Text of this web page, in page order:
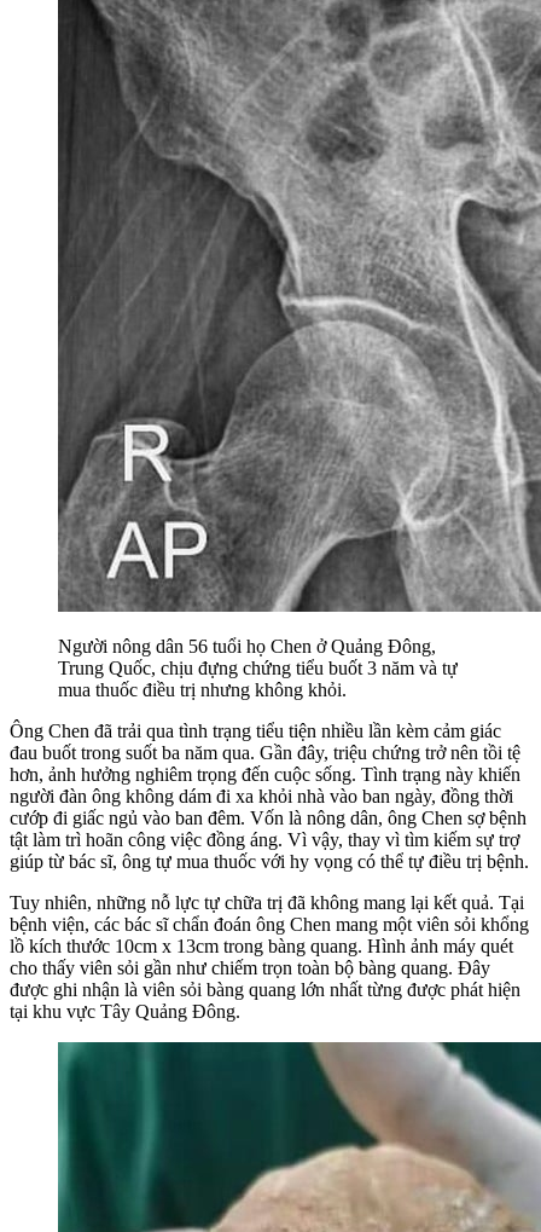
Người nông dân 56 tuổi họ Chen ở Quảng Đông,
Trung Quốc, chịu đựng chứng tiểu buốt 3 năm và tự
mua thuốc điều trị nhưng không khỏi.
Ông Chen đã trải qua tình trạng tiểu tiện nhiều lần kèm cảm giác
đau buốt trong suốt ba năm qua. Gần đây, triệu chứng trở nên tồi tệ
hơn, ảnh hưởng nghiêm trọng đến cuộc sống. Tình trạng này khiến
người đàn ông không dám đi xa khỏi nhà vào ban ngày, đồng thời
cướp đi giấc ngủ vào ban đêm. Vốn là nông dân, ông Chen sợ bệnh
tật làm trì hoãn công việc đồng áng. Vì vậy, thay vì tìm kiếm sự trợ
giúp từ bác sĩ, ông tự mua thuốc với hy vọng có thể tự điều trị bệnh.
Tuy nhiên, những nỗ lực tự chữa trị đã không mang lại kết quả. Tại
bệnh viện, các bác sĩ chẩn đoán ông Chen mang một viên sỏi khổng
lồ kích thước 10cm x 13cm trong bàng quang. Hình ảnh máy quét
cho thấy viên sỏi gần như chiếm trọn toàn bộ bàng quang. Đây
được ghi nhận là viên sỏi bàng quang lớn nhất từng được phát hiện
tại khu vực Tây Quảng Đông.